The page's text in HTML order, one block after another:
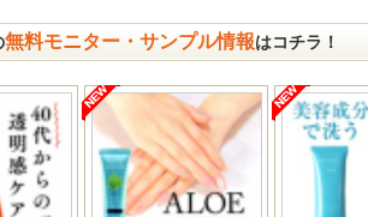
無料モニター・サンプル情報はコチラ！
発表日：
2021年12月21日(火)
薬に頼らない腸活！【スクラブレスナ
ませんか☆ミ
モニター数：
10名
投稿方法：
みんなの投
募集期間：
終了しました